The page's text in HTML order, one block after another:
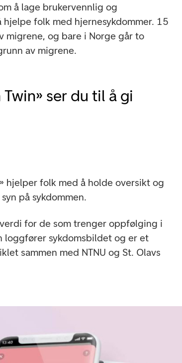
å lage brukervennlig og
folk med hjernesykdommer. 15
migrene, og bare i Norge går to
av migrene.
ser du til å gi
hjelper folk med å holde oversikt og
på sykdommen.
for de som trenger oppfølging i
loggfører sykdomsbildet og er et
sammen med NTNU og St. Olavs